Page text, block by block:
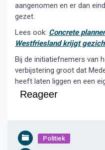
aangenomen en er dan
gezet.
Lees ook: Concrete
Westfriesland krijgt
Bij de initiatiefnemers van
verbijstering groot dat
heeft laten liggen en een
Reageer
Politiek